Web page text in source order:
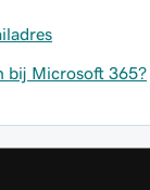
bij Microsoft 365?